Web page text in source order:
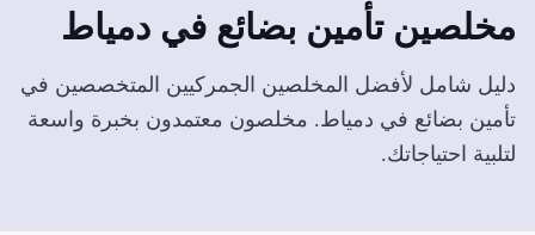
مخلصينتأمين بضائع في دمياط
دليل شامل لأفضل المخلصين الجمركيين المتخصصين في
تأمين بضائع في دمياط. مخلصون معتمدون بخبرة واسعة
لتلبية احتياجاتك.